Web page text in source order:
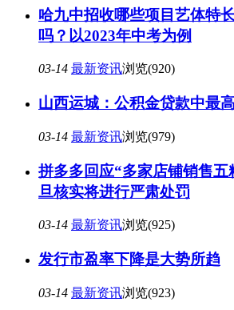
哈九中招收哪些项目艺体特
吗？以2023年中考为例
03-14 最新资讯浏览(920)
山西运城：公积金贷款中最
03-14 最新资讯浏览(979)
拼多多回应“多家店铺销售五
旦核实将进行严肃处罚
03-14 最新资讯浏览(925)
发行市盈率下降是大势所趋
03-14 最新资讯浏览(923)